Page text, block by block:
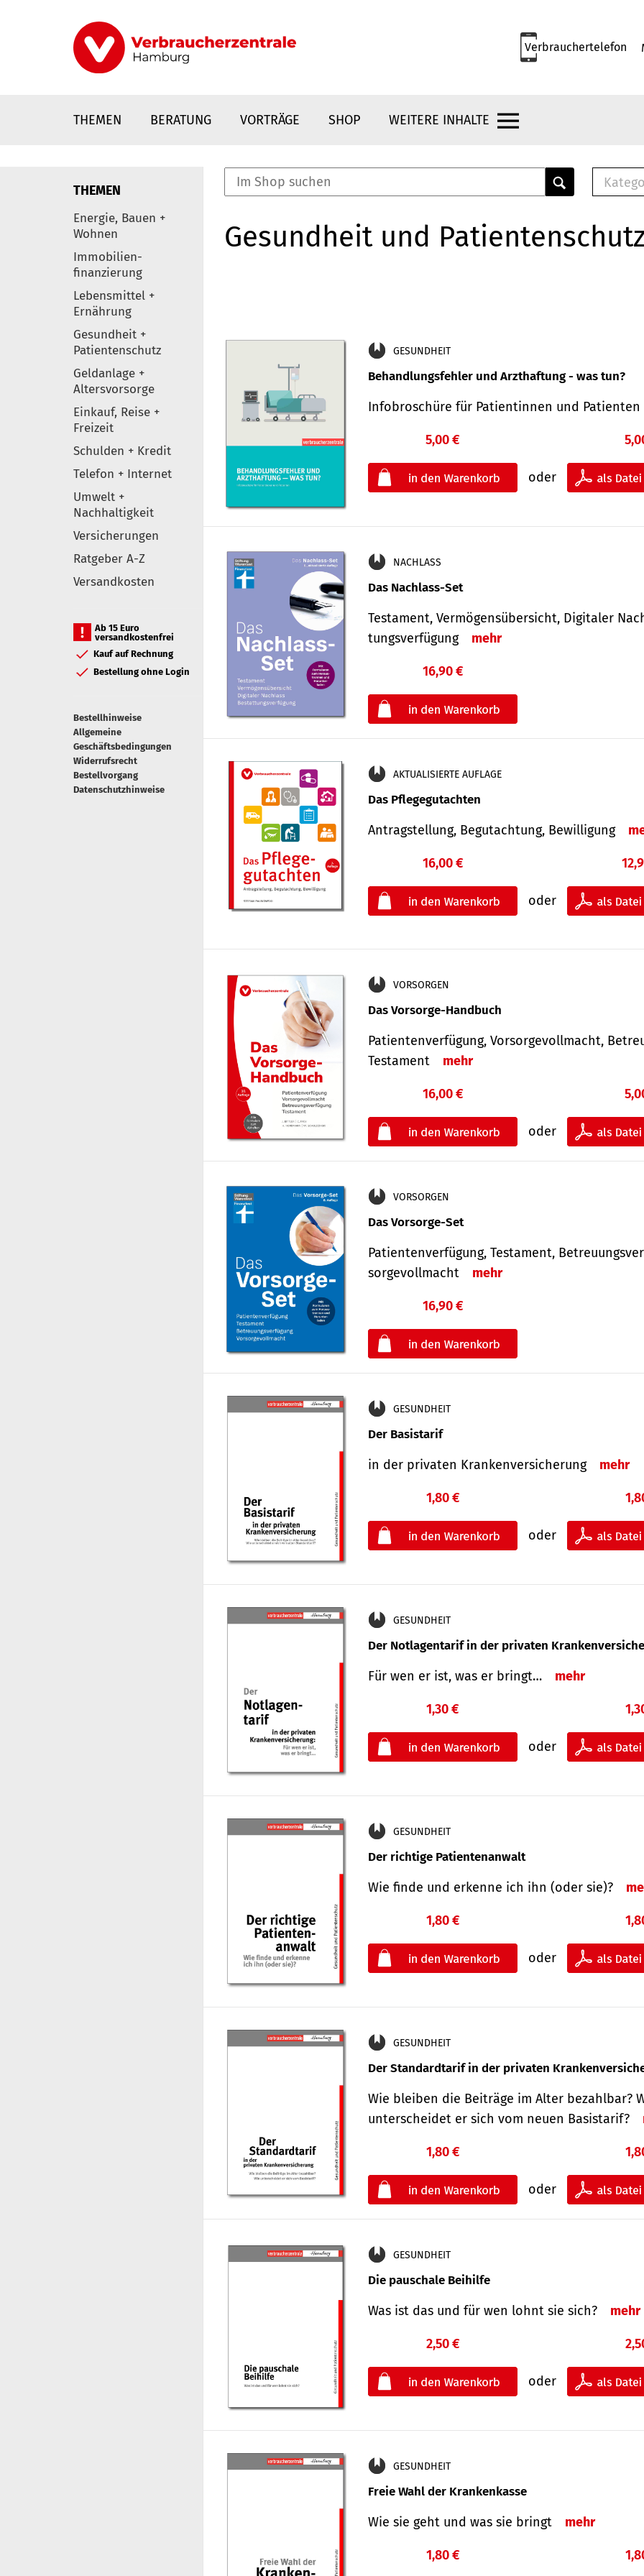
Verbrauchertelefon
THEMEN BERATUNG VORTRÄGE SHOP WEITERE INHALTE
Elemente
THEMEN
Energie, Bauen +
Wohnen
Immobilien-
finanzierung
Lebensmittel +
Ernährung
Gesundheit +
Patientenschutz
Geldanlage +
Altersvorsorge
Einkauf, Reise +
Freizeit
Schulden + Kredit
Telefon + Internet
Umwelt +
Nachhaltigkeit
Versicherungen
Ratgeber A-Z
Versandkosten
Ab 15 Euro
versandkostenfrei
Kauf auf Rechnung
Bestellung ohne Login
Bestellhinweise
Allgemeine
Geschäftsbedingungen
Widerrufsrecht
Bestellvorgang
Datenschutzhinweise
E-
Gesundheit und
GESUNDHEIT
Behandlungsfehler und Arzthaftung - was tun?
Infobroschüre für Patientinnen und
5,00 €
oder
NACHLASS
Das Nachlass-Set
Testament, Vermögens­übersicht, Digitaler
tungs­ver­fügung
mehr
16,90 €
AKTUALISIERTE AUFLAGE
Das Pflegegutachten
Antragstellung, Begutachtung, Bewilligung
16,00 €
oder
VORSORGEN
Das Vorsorge-Handbuch
Patientenverfügung, Vorsorgevollmacht,
Testament
mehr
16,00 €
oder
VORSORGEN
Das Vorsorge-Set
Patienten­ver­fügung, Testa­ment,
sorge­voll­macht
mehr
16,90 €
GESUNDHEIT
Der Basistarif
in der privaten Kran­ken­ver­siche­rung mehr
1,80 €
oder
GESUNDHEIT
Der Notlagentarif in der privaten
Für wen er ist, was er bringt… mehr
1,30 €
oder
GESUNDHEIT
Der richtige Patientenanwalt
Wie finde und erkenne ich ihn (oder sie)?
1,80 €
oder
GESUNDHEIT
Der Standard­tarif in der privaten
Wie bleiben die Beiträge im Alter bezahlbar?
unterscheidet er sich vom neuen Basistarif?
1,80 €
oder
GESUNDHEIT
Die pauschale Beihilfe
Was ist das und für wen lohnt sie sich? mehr
2,50 €
oder
GESUNDHEIT
Freie Wahl der Krankenkasse
Wie sie geht und was sie bringt mehr
1,80 €